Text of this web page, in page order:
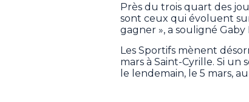
Près du trois quart des
sont ceux qui évoluent
gagner », a souligné Gaby
Les Sportifs mènent
mars à Saint-Cyrille. Si
le lendemain, le 5 mars,